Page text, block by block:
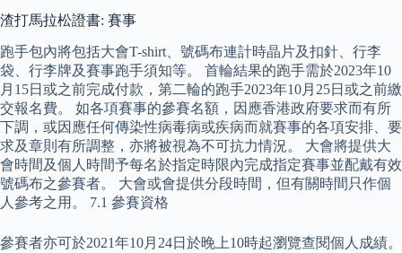
渣打馬拉松證書: 賽事
跑手包內將包括大會T-shirt、號碼布連計時晶片及扣針、行李
袋、行李牌及賽事跑手須知等。 首輪結果的跑手需於2023年10
月15日或之前完成付款，第二輪的跑手2023年10月25日或之前繳
交報名費。 如各項賽事的參賽名額，因應香港政府要求而有所
下調，或因應任何傳染性病毒病或疾病而就賽事的各項安排、要
求及章則有所調整，亦將被視為不可抗力情況。 大會將提供大
會時間及個人時間予每名於指定時限內完成指定賽事並配戴有效
號碼布之參賽者。 大會或會提供分段時間，但有關時間只作個
人參考之用。 7.1 參賽資格
參賽者亦可於2021年10月24日於晚上10時起瀏覽查閱個人成績。